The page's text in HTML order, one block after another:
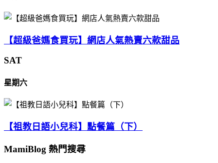
【超級爸媽食買玩】網店人氣熱賣六款甜品
SAT
星期六
【祖教日語小兒科】點餐篇（下）
MamiBlog 熱門搜尋